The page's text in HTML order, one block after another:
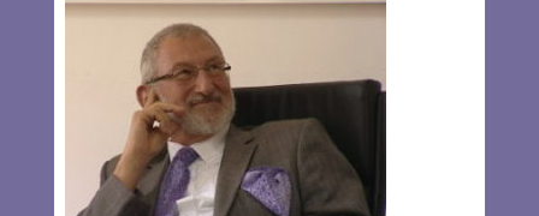
Priveam din maşină măreţia peisajului, dar în sinea mea
eram nerăbdător să ajung cât mai repede la Lourdes –
„oraşul minune” – cum e denumit de mulţi. De multe
decenii sunt atras de mistică, de parapsihologie şi de
efectele misticului asupra psihicului. Aşadar citisem şi
auzisem multe despre Lourdes, orasul care dă speranţă
bolnavilor – acolo unde medicina este deja
neputincioasă.
Read more…